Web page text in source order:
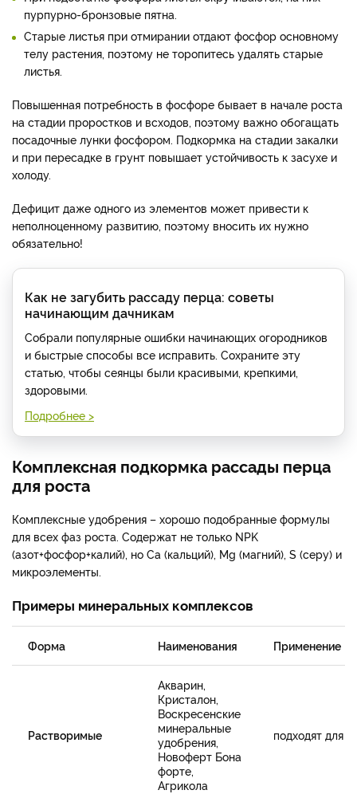
пурпурно-бронзовые пятна.
Старые листья при отмирании отдают фосфор основному
телу растения, поэтому не торопитесь удалять старые
листья.
Повышенная потребность в фосфоре бывает в начале роста
на стадии проростков и всходов, поэтому важно обогащать
посадочные лунки фосфором. Подкормка на стадии закалки
и при пересадке в грунт повышает устойчивость к засухе и
холоду.
Дефицит даже одного из элементов может привести к
неполноценному развитию, поэтому вносить их нужно
обязательно!
Как не загубить рассаду перца: советы
начинающим дачникам
Собрали популярные ошибки начинающих огородников
и быстрые способы все исправить. Сохраните эту
статью, чтобы сеянцы были красивыми, крепкими,
здоровыми.
Подробнее >
Комплексная подкормка рассады перца
для роста
Комплексные удобрения – хорошо подобранные формулы
для всех фаз роста. Содержат не только NPK
(азот+фосфор+калий), но Ca (кальций), Mg (магний), S (серу) и
микроэлементы.
Примеры минеральных комплексов
Форма Наименования Применение
Растворимые
Акварин,
Кристалон,
Воскресенские
минеральные
удобрения,
Новоферт Бона
форте,
Агрикола
подходят для